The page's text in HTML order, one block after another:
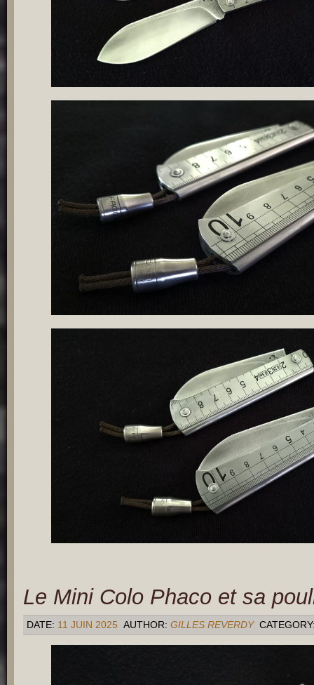
Le Mini Colo Phaco et sa
DATE: 11 JUIN 2025 AUTHOR: GILLES REVERDY